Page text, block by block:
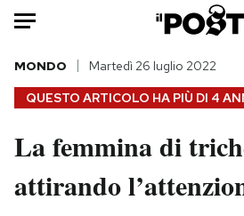
Auto
HOME
Italia
Politica
QUESTO ARTICOLO HA PIÙ DI 4
MONDO Martedì 26 luglio 2022
La femmina di
attirando